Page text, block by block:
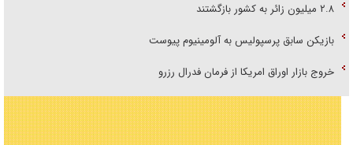
۲.۸ میلیون زائر به کشور بازگشتند
بازیکن سابق پرسپولیس به آلومینیوم پیوست
خروج بازار اوراق امریکا از فرمان فدرال رزرو